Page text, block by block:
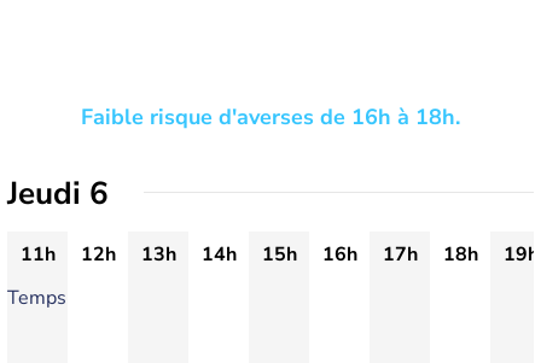
Faible risque d'averses de 16h à 18h.
Jeudi 6
11h 12h 13h 14h 15h 16h 17h 18h
19h
Temps